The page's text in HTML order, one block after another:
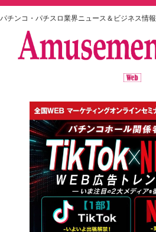
パチンコ・パチスロ業界ニュース＆ビジネス情報